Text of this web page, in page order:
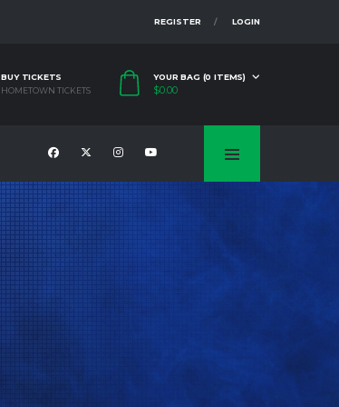
REGISTER LOGIN
BUY TICKETS
HOMETOWN TICKETS
YOUR BAG (0 ITEMS)
$0.00